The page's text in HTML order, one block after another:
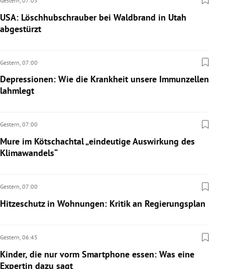
USA: Löschhubschrauber bei Waldbrand in Utah
abgestürzt
Gestern, 07:00
Depressionen: Wie die Krankheit unsere Immunzellen
lahmlegt
Gestern, 07:00
Mure im Kötschachtal „eindeutige Auswirkung des
Klimawandels“
Gestern, 07:00
Hitzeschutz in Wohnungen: Kritik an Regierungsplan
Gestern, 06:45
Kinder, die nur vorm Smartphone essen: Was eine
Expertin dazu sagt